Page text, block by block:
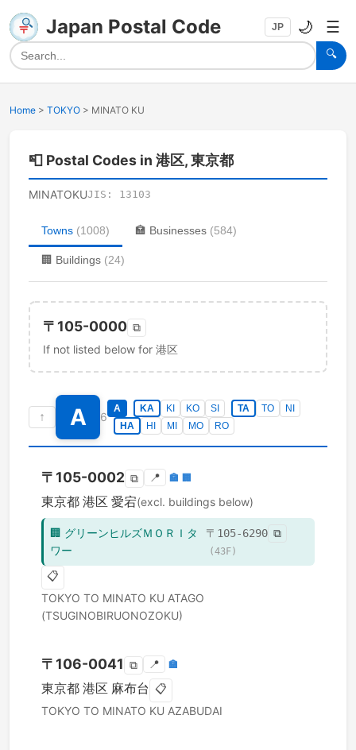
Japan Postal Code
🔍
JP 🌙 ☰
Home > TOKYO > MINATO KU
📮 Postal Codes in 港区, 東京都
MINATOKUJIS: 13103
Towns (1008) 🏣 Businesses (584)
🏢 Buildings (24)
〒 105-0000 ⧉
If not listed below for 港区
↑ A 6
A KA KI KO SI TA TO
NI
HA
HI MI MO RO
〒 105-0002 ⧉ 📍 🏣 🏢
東京都 港区 愛宕(excl. buildings below)
🏢 グリーンヒルズＭＯＲＩタ
ワー
〒 105-6290 ⧉
(43F)
📋
TOKYO TO MINATO KU ATAGO
(TSUGINOBIRUONOZOKU)
〒 106-0041 ⧉ 📍 🏣
東京都 港区 麻布台 📋
TOKYO TO MINATO KU AZABUDAI